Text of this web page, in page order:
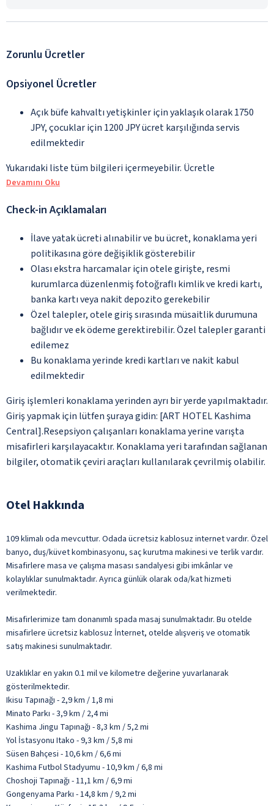
Zorunlu Ücretler
Opsiyonel Ücretler
Açık büfe kahvaltı yetişkinler için yaklaşık olarak 1750
JPY, çocuklar için 1200 JPY ücret karşılığında servis
edilmektedir
Yukarıdaki liste tüm bilgileri içermeyebilir. Ücretle
Devamını Oku
Check-in Açıklamaları
İlave yatak ücreti alınabilir ve bu ücret, konaklama yeri
politikasına göre değişiklik gösterebilir
Olası ekstra harcamalar için otele girişte, resmi
kurumlarca düzenlenmiş fotoğraflı kimlik ve kredi kartı,
banka kartı veya nakit depozito gerekebilir
Özel talepler, otele giriş sırasında müsaitlik durumuna
bağlıdır ve ek ödeme gerektirebilir. Özel talepler garanti
edilemez
Bu konaklama yerinde kredi kartları ve nakit kabul
edilmektedir
Giriş işlemleri konaklama yerinden ayrı bir yerde yapılmaktadır.
Giriş yapmak için lütfen şuraya gidin: [ART HOTEL Kashima
Central].Resepsiyon çalışanları konaklama yerine varışta
misafirleri karşılayacaktır. Konaklama yeri tarafından sağlanan
bilgiler, otomatik çeviri araçları kullanılarak çevrilmiş olabilir.
Otel Hakkında
109 klimalı oda mevcuttur. Odada ücretsiz kablosuz internet vardır. Özel
banyo, duş/küvet kombinasyonu, saç kurutma makinesi ve terlik vardır.
Misafirlere masa ve çalışma masası sandalyesi gibi imkânlar ve
kolaylıklar sunulmaktadır. Ayrıca günlük olarak oda/kat hizmeti
verilmektedir.
Misafirlerimize tam donanımlı spada masaj sunulmaktadır. Bu otelde
misafirlere ücretsiz kablosuz İnternet, otelde alışveriş ve otomatik
satış makinesi sunulmaktadır.
Uzaklıklar en yakın 0.1 mil ve kilometre değerine yuvarlanarak
gösterilmektedir.
Ikisu Tapınağı - 2,9 km / 1,8 mi
Minato Parkı - 3,9 km / 2,4 mi
Kashima Jingu Tapınağı - 8,3 km / 5,2 mi
Yol İstasyonu Itako - 9,3 km / 5,8 mi
Süsen Bahçesi - 10,6 km / 6,6 mi
Kashima Futbol Stadyumu - 10,9 km / 6,8 mi
Choshoji Tapınağı - 11,1 km / 6,9 mi
Gongenyama Parkı - 14,8 km / 9,2 mi